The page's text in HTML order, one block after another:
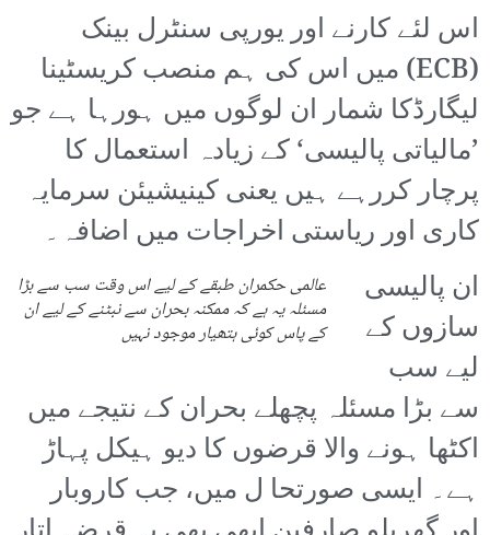
اس لئے کارنے اور یورپی سنٹرل بینک
(ECB) میں اس کی ہم منصب کریسٹینا
لیگارڈکا شمار ان لوگوں میں ہورہا ہے جو
’مالیاتی پالیسی‘ کے زیادہ استعمال کا
پرچار کررہے ہیں یعنی کینیشیئن سرمایہ
کاری اور ریاستی اخراجات میں اضافہ۔
عالمی حکمران طبقے کے لیے اس وقت سب سے بڑا
مسئلہ یہ ہے کہ ممکنہ بحران سے نبٹنے کے لیے ان
کے پاس کوئی ہتھیار موجود نہیں
ان پالیسی
سازوں کے
لیے سب
سے بڑا مسئلہ پچھلے بحران کے نتیجے میں
اکٹھا ہونے والا قرضوں کا دیو ہیکل پہاڑ
ہے۔ ایسی صورتحا ل میں، جب کاروبار